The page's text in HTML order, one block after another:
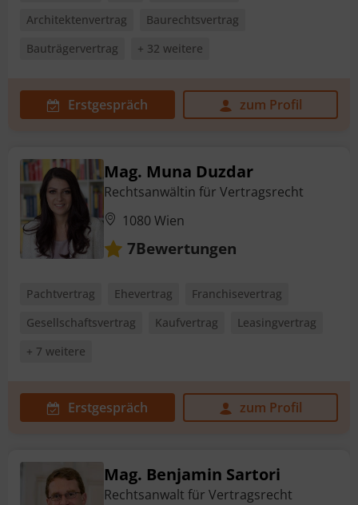
Architektenvertrag
Baurechtsvertrag
Bauträgervertrag
+ 32 weitere
Erstgespräch zum Profil
Mag. Muna Duzdar
Rechtsanwältin für Vertragsrecht
1080 Wien
7Bewertungen
Pachtvertrag Ehevertrag
Franchisevertrag
Gesellschaftsvertrag
Kaufvertrag
Leasingvertrag
+ 7 weitere
Erstgespräch zum Profil
Mag. Benjamin Sartori
Rechtsanwalt für Vertragsrecht